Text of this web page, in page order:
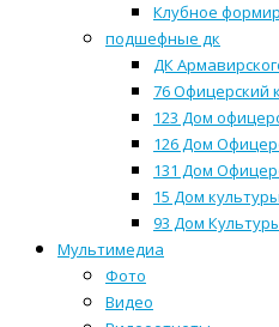
Клубное
подшефные дк
ДК
76 Офицерский
123 Дом
126 Дом
131 Дом
15 Дом культуры
93 Дом
Мультимедиа
Фото
Видео